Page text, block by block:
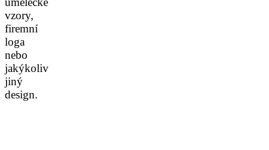
vzory,
firemní
loga
nebo
jakýkoliv
jiný
design.